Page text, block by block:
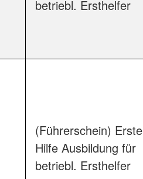
betriebl. Ersthelfer
(Führerschein) Erste
Hilfe Ausbildung für
betriebl. Ersthelfer